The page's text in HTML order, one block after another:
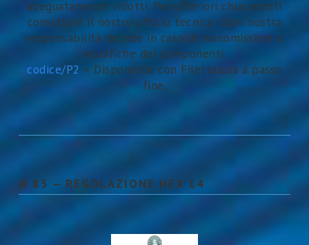
adeguatamente ridotti. Per ulteriori chiarimenti
consultare il nostro ufficio tecnico. Ogni nostra
responsabilità decade in caso di manomissioni o
modifiche dei componenti.
codice/P2 = Disponibile con Filettatura a passo
fine.
Ø 83 – REGOLAZIONE HEX 14